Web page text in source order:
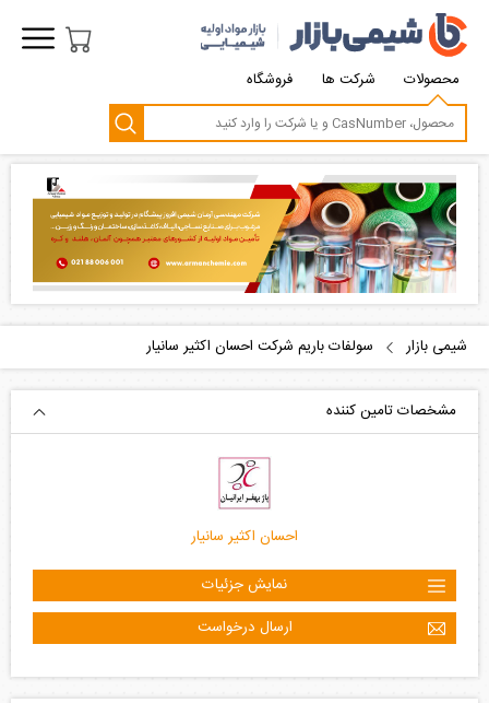
محصولات شرکت ها فروشگاه
شیمی بازار سولفات باریم شرکت احسان اکثیر سانیار
احسان اکثیر سانیار
نمایش جزئیات
ارسال درخواست